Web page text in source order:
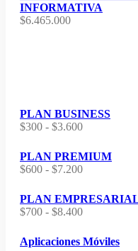
INFORMATIVA
$6.465.000
PLAN BUSINESS
$300 - $3.600Rango
precios:
desde
$3.600
PLAN PREMIUM
$600 - $7.200Rango
precios:
desde
$7.200
PLAN
$700 - $8.400Rango
precios:
Aplicaciones Móviles